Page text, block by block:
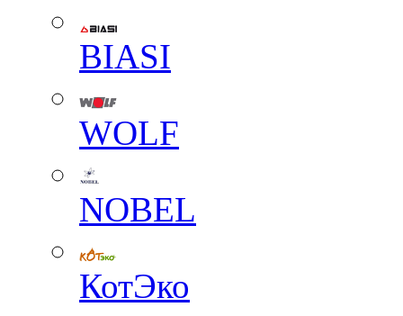
BIASI
WOLF
NOBEL
КотЭко